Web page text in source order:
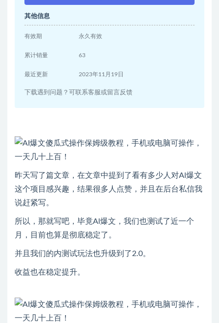
其他信息
有效期 永久有效
累计销量 63
最近更新 2023年11月19日
下载遇到问题？可联系客服或留言反馈
昨天写了篇文章，在文章中提到了看有多少人对Al爆文
这个项目感兴趣，结果很多人点赞，并且在后台私信我
说赶紧写。
所以，那就写吧，毕竟Al爆文，我们也测试了近一个
月，目前也算是彻底稳定了。
并且我们的内测试玩法也升级到了2.0。
收益也在稳定提升。